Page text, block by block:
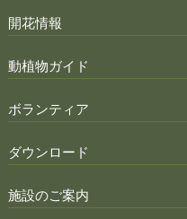
開花情報
動植物ガイド
ボランティア
ダウンロード
施設のご案内